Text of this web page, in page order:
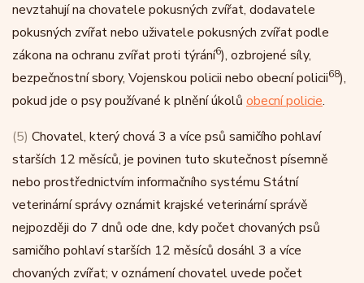
nevztahují na chovatele pokusných zvířat, dodavatele
pokusných zvířat nebo uživatele pokusných zvířat podle
zákona na ochranu zvířat proti týrání6), ozbrojené síly,
bezpečnostní sbory, Vojenskou policii nebo obecní policii68),
pokud jde o psy používané k plnění úkolů obecní policie.
(5) Chovatel, který chová 3 a více psů samičího pohlaví
starších 12 měsíců, je povinen tuto skutečnost písemně
nebo prostřednictvím informačního systému Státní
veterinární správy oznámit krajské veterinární správě
nejpozději do 7 dnů ode dne, kdy počet chovaných psů
samičího pohlaví starších 12 měsíců dosáhl 3 a více
chovaných zvířat; v oznámení chovatel uvede počet